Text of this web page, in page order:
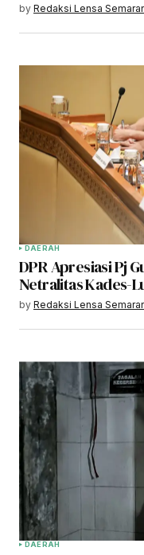
by Redaksi Lensa
DAERAH
DPR Apresiasi Pj
Netralitas Kades-
by Redaksi Lensa
DAERAH